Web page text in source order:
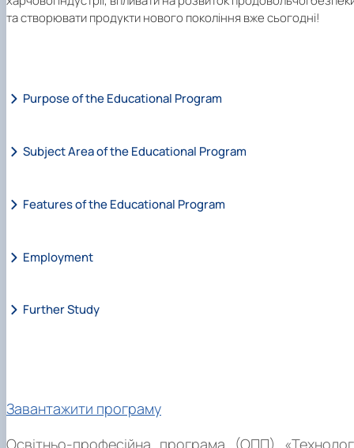
Завантажити програму
Освітньо-професійна програма (ОПП)
Purpose of the Educational Program
Subject Area of the Educational Program
Features of the Educational Program
Employment
Further Study
та створювати продукти нового покоління вже сьогодні!